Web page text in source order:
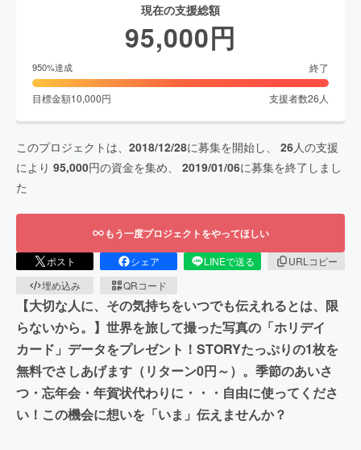
現在の支援総額
95,000円
950%達成 終了
目標金額10,000円 支援者数26 人
このプロジェクトは、 2018/12/28に募集を開始し、 26人の支援
により 95,000円の資金を集め、 2019/01/06に募集を終了しまし
た
もう一度プロジェクトをやってほしい
ポスト シェア LINEで送る
URLコピー
埋め込み
QRコード
【大切な人に、その気持ちをいつでも伝えれるとは、限
らないから。】世界を旅して撮った写真の「ホリデイ
カード」データをプレゼント！STORYたっぷりの1枚を
無料でさしあげます（リターン0円～）。季節のあいさ
つ・忘年会・年賀状代わりに・・・自由に使ってくださ
い！この機会に想いを「いま」伝えませんか？